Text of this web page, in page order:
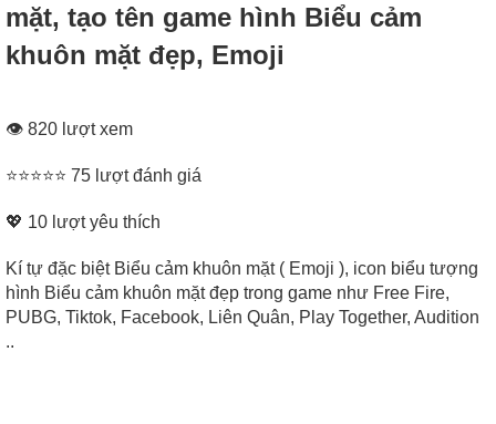
mặt, tạo tên game hình Biểu cảm
khuôn mặt đẹp, Emoji
👁 820 lượt xem
⭐⭐⭐⭐⭐ 75 lượt đánh giá
💖 10 lượt yêu thích
Kí tự đặc biệt Biểu cảm khuôn mặt ( Emoji ), icon biểu tượng
hình Biểu cảm khuôn mặt đẹp trong game như Free Fire,
PUBG, Tiktok, Facebook, Liên Quân, Play Together, Audition
..